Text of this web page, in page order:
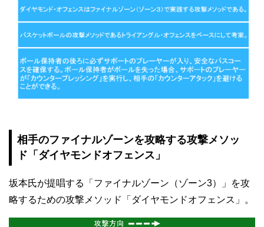
相手のファイナルゾーンを攻略する攻撃メソッ
ド「ダイヤモンドオフェンス」
坂本氏が提唱する「ファイナルゾーン（ゾーン3）」を攻
略するための攻撃メソッド「ダイヤモンドオフェンス」。